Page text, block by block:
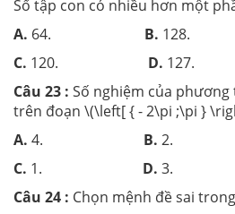
Số tập con có nhiều hơn một
A. 64. B. 128.
C. 120. D. 127.
Câu 23 : Số nghiệm của phương
trên đoạn \(\left[ { - 2\pi ;\pi }
A. 4. B. 2.
C. 1. D. 3.
Câu 24 : Chọn mệnh đề sai